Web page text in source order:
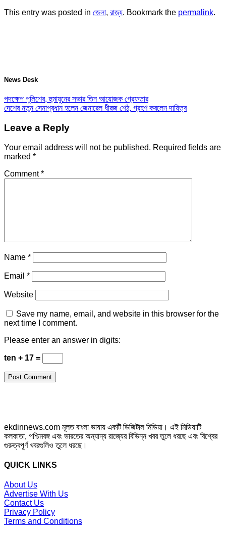
This entry was posted in জেলা, রাজ্য. Bookmark the permalink.
News Desk
পদক্ষেপ পুলিশের, হুমায়ুনের সভার তিন আয়োজক গ্রেফতার
দেশের নতুন সেনাপ্রধান হলেন জেনারেল ধীরজ শেঠ, গ্রহণ করলেন দায়িত্ব
Leave a Reply
Your email address will not be published. Required fields are
marked *
Comment*
Name *
Email *
Website
Save my name, email, and website in this browser for the
next time I comment.
Please enter an answer in digits:
ten + 17 =
ekdinnews.com মূলত বাংলা ভাষায় একটি ডিজিটাল মিডিয়া। এই মিডিয়াটি
কলকাতা, পশ্চিমবঙ্গ এবং ভারতের অন্যান্য রাজ্যের বিভিন্ন খবর তুলে ধরছে এবং বিশ্বের
গুরুত্বপূর্ণ খবরগুলিও তুলে ধরছে।
QUICK LINKS
About Us
Advertise With Us
Contact Us
Privacy Policy
Terms and Conditions